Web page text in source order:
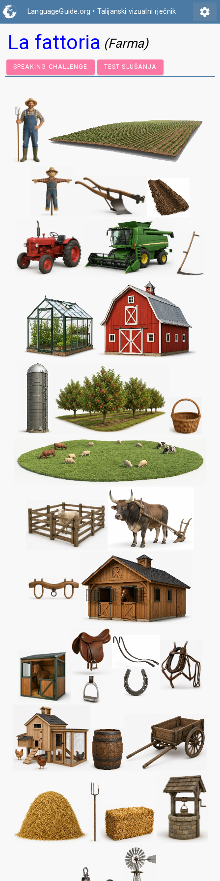
LanguageGuide.org • Talijanski vizualni rječnik settings
La fattoria (Farma)
SPEAKING CHALLENGE TEST SLUŠANJA